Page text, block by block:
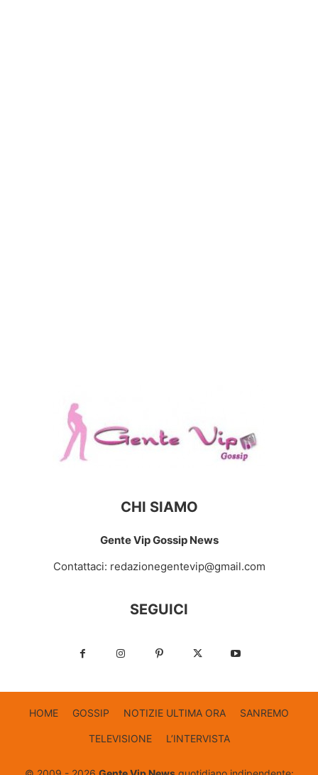
CHI SIAMO
Gente Vip Gossip News
Contattaci: redazionegentevip@gmail.com
SEGUICI
HOME GOSSIP NOTIZIE ULTIMA ORA SANREMO
TELEVISIONE L’INTERVISTA